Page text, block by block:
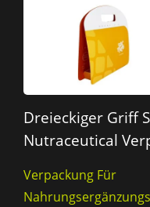
Dreieckiger Griff
Nutraceutical
Verpackung Für